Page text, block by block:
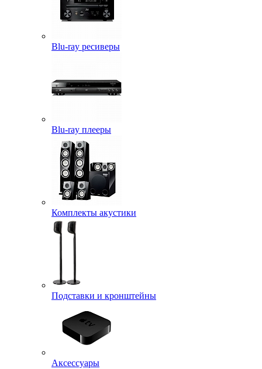
Blu-ray ресиверы
Blu-ray плееры
Комплекты акустики
Подставки и кронштейны
Аксессуары